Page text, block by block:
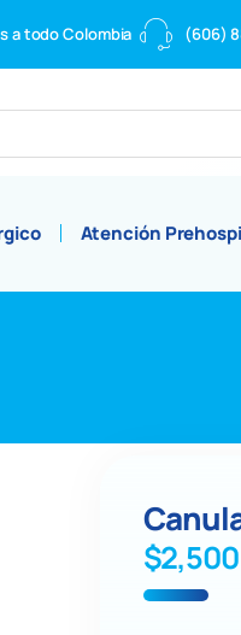
a todo Colombia (606)
Atención
$2,500